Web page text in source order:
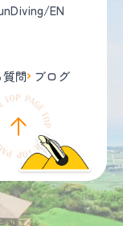
EN
質問 ブログ